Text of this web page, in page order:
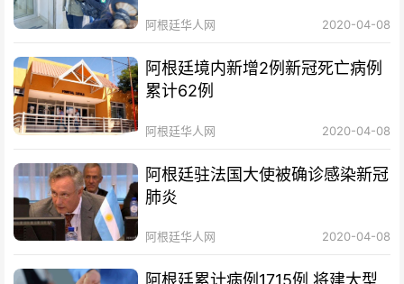
阿根廷华人网 2020-04-08
阿根廷境内新增2例新冠死亡病例
累计62例
阿根廷华人网 2020-04-08
阿根廷驻法国大使被确诊感染新冠
肺炎
阿根廷华人网 2020-04-08
阿根廷累计病例1715例 将建大型